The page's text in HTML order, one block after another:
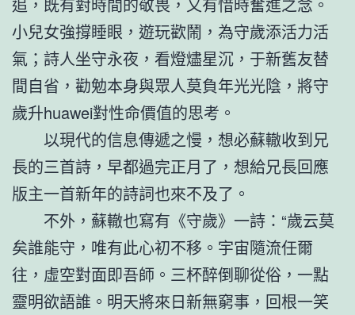
小兒女強撐睡眼，遊玩歡鬧，為守歲添活力活
氣；詩人坐守永夜，看燈燼星沉，于新舊友替
間自省，勸勉本身與眾人莫負年光光陰，將守
歲升huawei對性命價值的思考。
以現代的信息傳遞之慢，想必蘇轍收到兄
長的三首詩，早都過完正月了，想給兄長回應
版主一首新年的詩詞也來不及了。
不外，蘇轍也寫有《守歲》一詩：“歲云莫
矣誰能守，唯有此心初不移。宇宙隨流任爾
往，虛空對面即吾師。三杯醉倒聊從俗，一點
靈明欲語誰。明天將來日新無窮事，回根一笑